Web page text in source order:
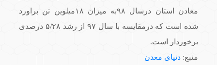
معادن استان درسال ۹۸به میزان ۱۸میلوین تن براورد
شده است که درمقایسه با سال ۹۷ از رشد ۵/۲۸ درصدی
برخوردار است.
منبع: دنیای معدن